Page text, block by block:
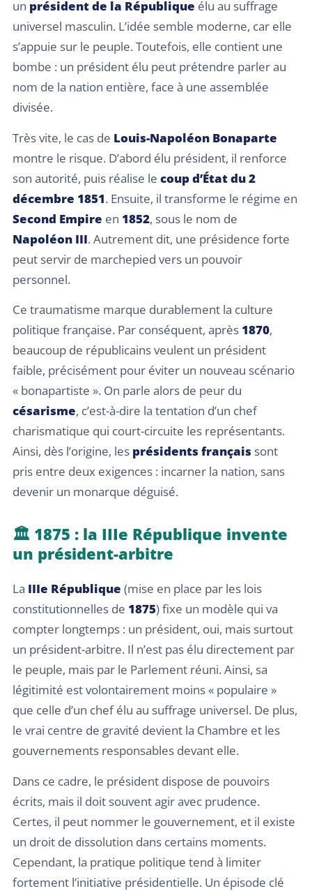
un président de la République élu au suffrage
universel masculin. L’idée semble moderne, car elle
s’appuie sur le peuple. Toutefois, elle contient une
bombe : un président élu peut prétendre parler au
nom de la nation entière, face à une assemblée
divisée.
Très vite, le cas de Louis-Napoléon Bonaparte
montre le risque. D’abord élu président, il renforce
son autorité, puis réalise le coup d’État du 2
décembre 1851. Ensuite, il transforme le régime en
Second Empire en 1852, sous le nom de
Napoléon III. Autrement dit, une présidence forte
peut servir de marchepied vers un pouvoir
personnel.
Ce traumatisme marque durablement la culture
politique française. Par conséquent, après 1870,
beaucoup de républicains veulent un président
faible, précisément pour éviter un nouveau scénario
« bonapartiste ». On parle alors de peur du
césarisme, c’est-à-dire la tentation d’un chef
charismatique qui court-circuite les représentants.
Ainsi, dès l’origine, les présidents français sont
pris entre deux exigences : incarner la nation, sans
devenir un monarque déguisé.
🏛️ 1875 : la IIIe République invente
un président-arbitre
La IIIe République (mise en place par les lois
constitutionnelles de 1875) fixe un modèle qui va
compter longtemps : un président, oui, mais surtout
un président-arbitre. Il n’est pas élu directement par
le peuple, mais par le Parlement réuni. Ainsi, sa
légitimité est volontairement moins « populaire »
que celle d’un chef élu au suffrage universel. De plus,
le vrai centre de gravité devient la Chambre et les
gouvernements responsables devant elle.
Dans ce cadre, le président dispose de pouvoirs
écrits, mais il doit souvent agir avec prudence.
Certes, il peut nommer le gouvernement, et il existe
un droit de dissolution dans certains moments.
Cependant, la pratique politique tend à limiter
fortement l’initiative présidentielle. Un épisode clé